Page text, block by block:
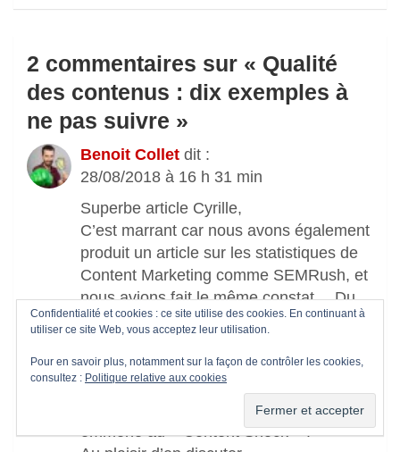
2 commentaires sur « Qualité
des contenus : dix exemples à
ne pas suivre »
Benoit Collet dit :
28/08/2018 à 16 h 31 min
Superbe article Cyrille,
C’est marrant car nous avons également
produit un article sur les statistiques de
Content Marketing comme SEMRush, et
nous avions fait le même constat… Du
coup on n’a pris que quelques stats,
Résultat on a démontré par des chiffres
que la religion qui vise à produire un
maximum de contenus par mois nous a
emmené au « Content Shock » !
Confidentialité et cookies : ce site utilise des cookies. En continuant à
utiliser ce site Web, vous acceptez leur utilisation.
Pour en savoir plus, notamment sur la façon de contrôler les cookies,
consultez : Politique relative aux cookies